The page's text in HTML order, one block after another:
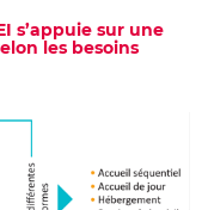
s’appuie sur une
les besoins